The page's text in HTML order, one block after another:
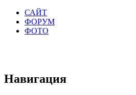
САЙТ
ФОРУМ
ФОТО
Навигация